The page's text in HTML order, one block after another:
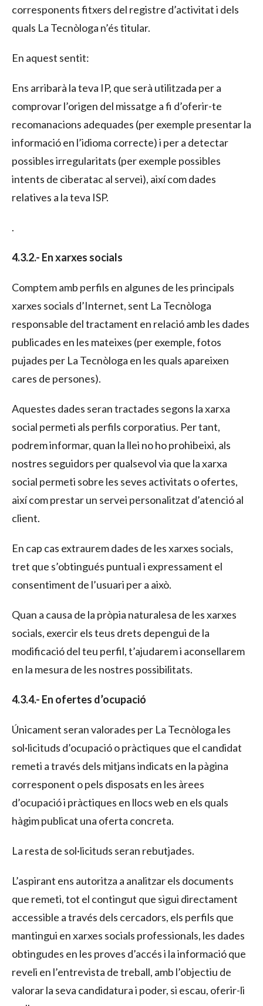
corresponents fitxers del registre d’activitat i dels
quals La Tecnòloga n’és titular.
En aquest sentit:
Ens arribarà la teva IP, que serà utilitzada per a
comprovar l’origen del missatge a fi d’oferir-te
recomanacions adequades (per exemple presentar la
informació en l’idioma correcte) i per a detectar
possibles irregularitats (per exemple possibles
intents de ciberatac al servei), així com dades
relatives a la teva ISP.
.
4.3.2.- En xarxes socials
Comptem amb perfils en algunes de les principals
xarxes socials d’Internet, sent La Tecnòloga
responsable del tractament en relació amb les dades
publicades en les mateixes (per exemple, fotos
pujades per La Tecnòloga en les quals apareixen
cares de persones).
Aquestes dades seran tractades segons la xarxa
social permeti als perfils corporatius. Per tant,
podrem informar, quan la llei no ho prohibeixi, als
nostres seguidors per qualsevol via que la xarxa
social permeti sobre les seves activitats o ofertes,
així com prestar un servei personalitzat d’atenció al
client.
En cap cas extraurem dades de les xarxes socials,
tret que s’obtingués puntual i expressament el
consentiment de l’usuari per a això.
Quan a causa de la pròpia naturalesa de les xarxes
socials, exercir els teus drets depengui de la
modificació del teu perfil, t’ajudarem i aconsellarem
en la mesura de les nostres possibilitats.
4.3.4.- En ofertes d’ocupació
Únicament seran valorades per La Tecnòloga les
sol·licituds d’ocupació o pràctiques que el candidat
remeti a través dels mitjans indicats en la pàgina
corresponent o pels disposats en les àrees
d’ocupació i pràctiques en llocs web en els quals
hàgim publicat una oferta concreta.
La resta de sol·licituds seran rebutjades.
L’aspirant ens autoritza a analitzar els documents
que remeti, tot el contingut que sigui directament
accessible a través dels cercadors, els perfils que
mantingui en xarxes socials professionals, les dades
obtingudes en les proves d’accés i la informació que
reveli en l’entrevista de treball, amb l’objectiu de
valorar la seva candidatura i poder, si escau, oferir-li